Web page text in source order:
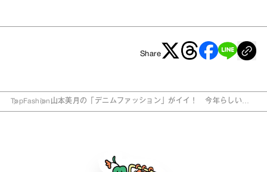
Share
TopFashion 山本美月の「デニムファッション」がイイ！ 今年らしいバ